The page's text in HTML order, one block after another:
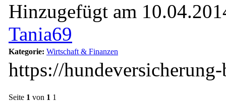
Hinzugefügt am
Tania69
Kategorie: Wirtschaft & Finanzen
https://
Seite 1 von 1 1